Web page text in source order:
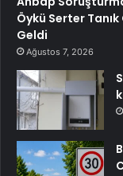
Öykü Serter
Geldi
Ağustos 7, 2026